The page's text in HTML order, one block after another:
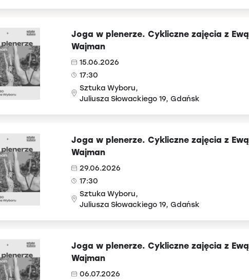
Joga w plenerze. Cykliczne zajęcia z Ewą
Wajman
15.06.2026
17:30
Sztuka Wyboru,
Juliusza Słowackiego 19, Gdańsk
Joga w plenerze. Cykliczne zajęcia z Ewą
Wajman
29.06.2026
17:30
Sztuka Wyboru,
Juliusza Słowackiego 19, Gdańsk
Joga w plenerze. Cykliczne zajęcia z Ewą
Wajman
06.07.2026